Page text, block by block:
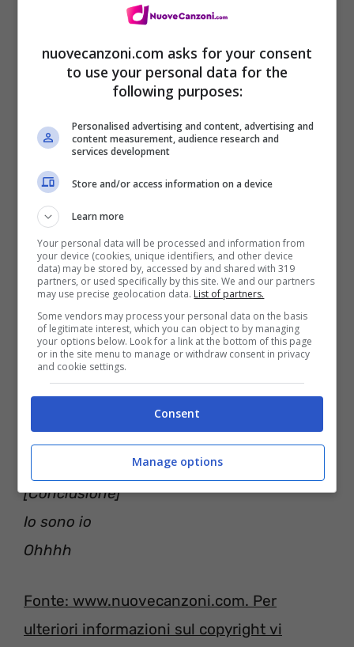
Non arriverò ad amare fin quando avrò
[Ritornello]
Io sono, con o senza di te
Io sono, più forte senza di te
Pensavo che non sarei mai risorta
Ma io sono, io sono
[Conclusione]
Io sono io
Ohhhh
Fonte: www.nuovecanzoni.com. Per
ulteriori informazioni sul copyright vi
nuovecanzoni.com asks for your consent
to use your personal data for the
following purposes:
Personalised advertising and content, advertising and
content measurement, audience research and
services development
Store and/or access information on a device
Learn more
Your personal data will be processed and information from
your device (cookies, unique identifiers, and other device
data) may be stored by, accessed by and shared with 319
partners, or used specifically by this site. We and our partners
may use precise geolocation data. List of partners.
Some vendors may process your personal data on the basis
of legitimate interest, which you can object to by managing
your options below. Look for a link at the bottom of this page
or in the site menu to manage or withdraw consent in privacy
and cookie settings.
Consent
Manage options